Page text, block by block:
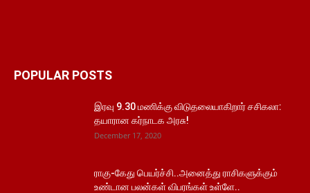
POPULAR POSTS
இரவு 9.30 மணிக்கு விடுதலையாகிறார் சசிகலா:
தயாரான கர்நாடக அரசு!
December 17, 2020
ராகு-கேது பெயர்ச்சி..அனைத்து ராசிகளுக்கும்
உண்டான பலன்கள் விபரங்கள் உள்ளே..